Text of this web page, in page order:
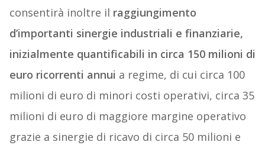
consentirà inoltre il raggiungimento
d’importanti sinergie industriali e finanziarie,
inizialmente quantificabili in circa 150 milioni di
euro ricorrenti annui a regime, di cui circa 100
milioni di euro di minori costi operativi, circa 35
milioni di euro di maggiore margine operativo
grazie a sinergie di ricavo di circa 50 milioni e